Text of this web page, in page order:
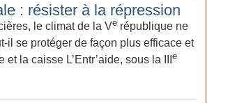
: résister à la répression
le climat de la Ve république ne
il se protéger de façon plus efficace et
la caisse L’Entr’aide, sous la III e